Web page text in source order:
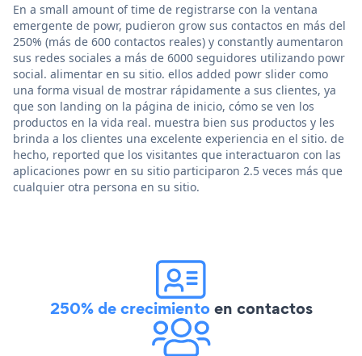
En a small amount of time de registrarse con la ventana
emergente de powr, pudieron grow sus contactos en más del
250% (más de 600 contactos reales) y constantly aumentaron
sus redes sociales a más de 6000 seguidores utilizando powr
social. alimentar en su sitio. ellos added powr slider como
una forma visual de mostrar rápidamente a sus clientes, ya
que son landing on la página de inicio, cómo se ven los
productos en la vida real. muestra bien sus productos y les
brinda a los clientes una excelente experiencia en el sitio. de
hecho, reported que los visitantes que interactuaron con las
aplicaciones powr en su sitio participaron 2.5 veces más que
cualquier otra persona en su sitio.
250% de crecimientoen contactos